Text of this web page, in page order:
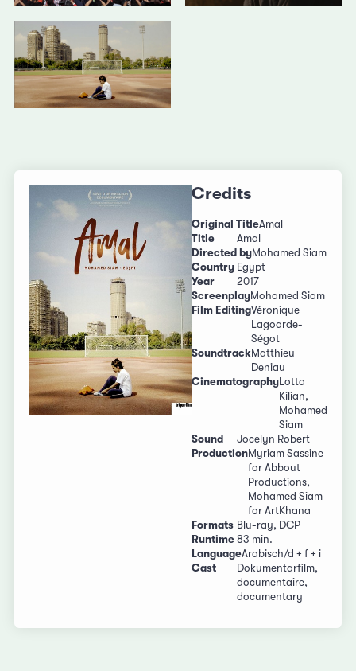
Credits
Original TitleAmal
Title
Amal
Directed byMohamed Siam
Country Egypt
Year
2017
ScreenplayMohamed Siam
Film EditingVéronique
Lagoarde-
Ségot
SoundtrackMatthieu
Deniau
Cinematography Lotta
Kilian,
Mohamed
Siam
Sound
Jocelyn Robert
ProductionMyriam Sassine
for Abbout
Productions,
Mohamed Siam
for ArtKhana
Formats Blu-ray, DCP
Runtime 83 min.
LanguageArabisch/d + f + i
Cast
Dokumentarfilm,
documentaire,
documentary